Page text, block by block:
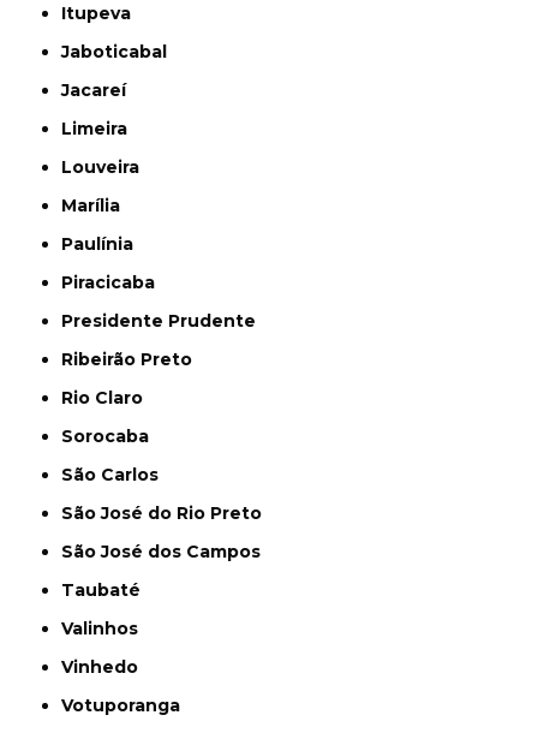
Itupeva
Jaboticabal
Jacareí
Limeira
Louveira
Marília
Paulínia
Piracicaba
Presidente Prudente
Ribeirão Preto
Rio Claro
Sorocaba
São Carlos
São José do Rio Preto
São José dos Campos
Taubaté
Valinhos
Vinhedo
Votuporanga